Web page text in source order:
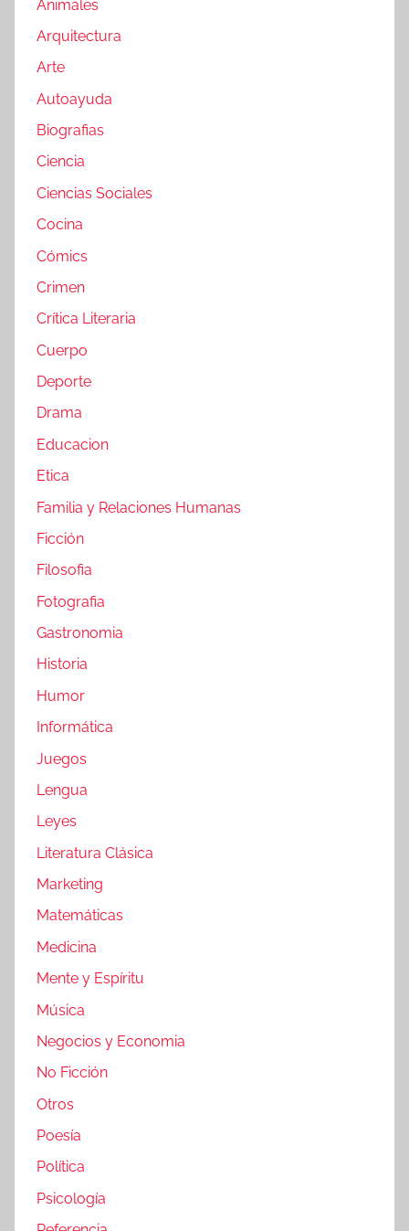
Animales
Arquitectura
Arte
Autoayuda
Biografias
Ciencia
Ciencias Sociales
Cocina
Cómics
Crimen
Crítica Literaria
Cuerpo
Deporte
Drama
Educacion
Etica
Familia y Relaciones Humanas
Ficción
Filosofia
Fotografia
Gastronomia
Historia
Humor
Informática
Juegos
Lengua
Leyes
Literatura Clásica
Marketing
Matemáticas
Medicina
Mente y Espíritu
Música
Negocios y Economia
No Ficción
Otros
Poesía
Política
Psicología